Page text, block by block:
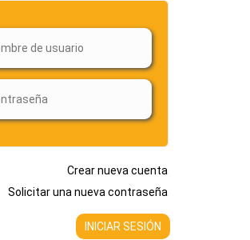
Crear nueva cuenta
Solicitar una nueva contraseña